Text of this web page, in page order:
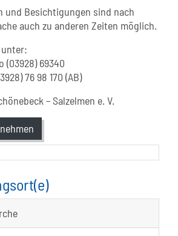
und Besichtigungen sind nach
auch zu anderen Zeiten möglich.
(03928) 69340
76 98 170 (AB)
– Salzelmen e. V.